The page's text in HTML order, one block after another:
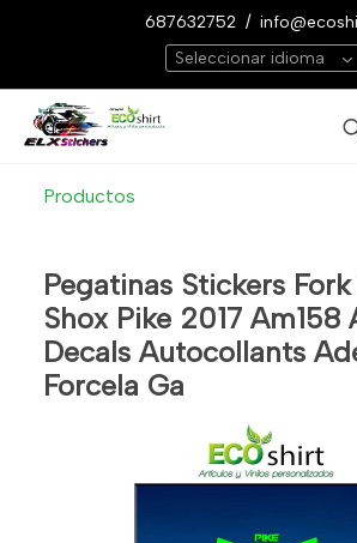
687632752 /
Seleccionar idioma
Productos
Pegatinas Stickers
Shox Pike 2017 Am158
Decals Autocollants
Forcela Ga